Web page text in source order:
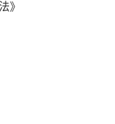
》